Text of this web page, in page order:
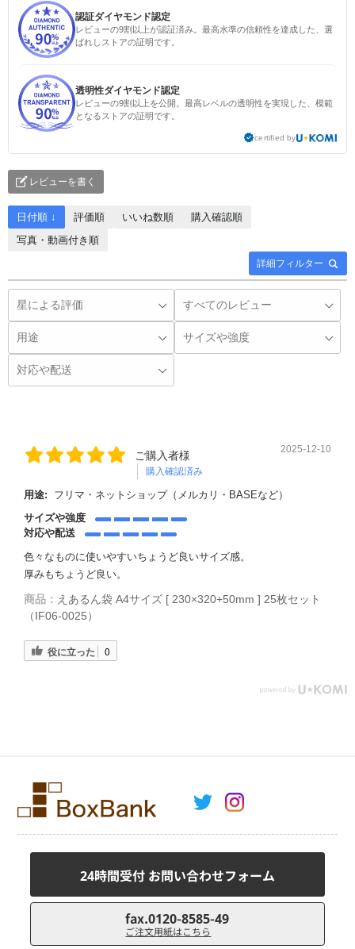
認証ダイヤモンド認定
レビューの9割以上が認証済み。最高水準の信頼性を達成した、選
ばれしストアの証明です。
透明性ダイヤモンド認定
レビューの9割以上を公開。最高レベルの透明性を実現した、模範
となるストアの証明です。
certified by
レビューを書く
詳細フィルター
日付順 ↓ 評価順 いいね数順
購入確認順
写真・動画付き順
ご購入者様
購入確認済み
2025-12-10
用途:
フリマ・ネットショップ（メルカリ・BASEなど）
サイズや強度
対応や配送
色々なものに使いやすいちょうど良いサイズ感。
厚みもちょうど良い。
商品： えあるん袋 A4サイズ [ 230×320+50mm ] 25枚セット
（IF06-0025）
役に立った 0
24時間受付 お問い合わせフォーム
fax.0120-8585-49
ご注文用紙はこちら